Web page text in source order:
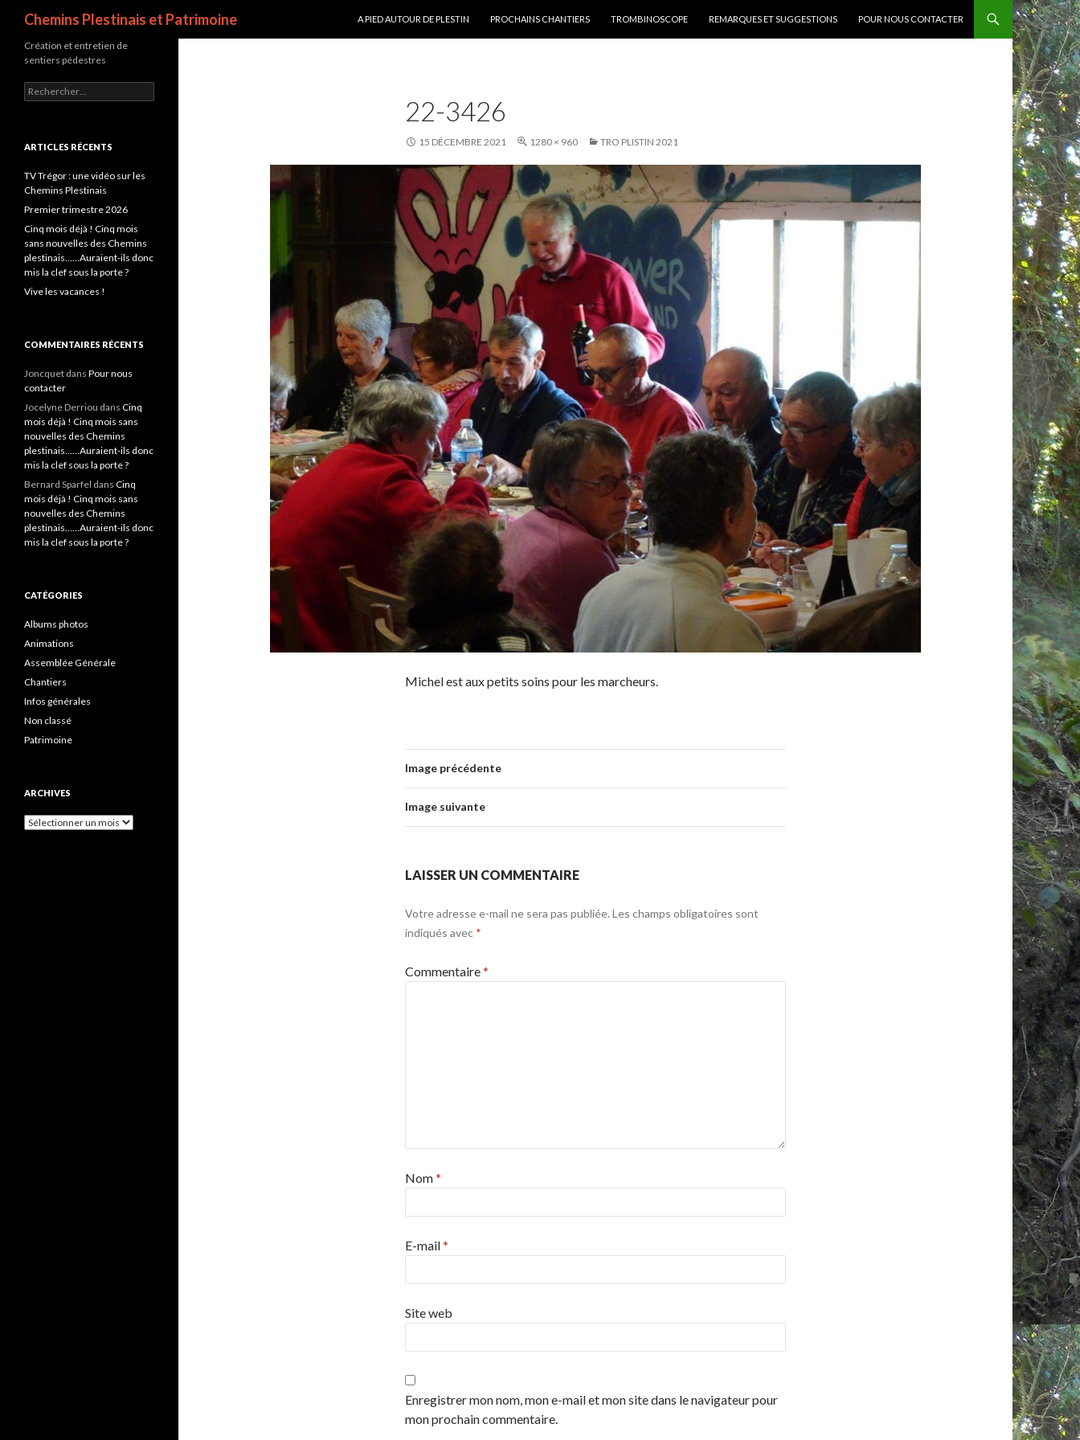
Chemins Plestinais et Patrimoine
A PIED AUTOUR DE PLESTIN
PROCHAINS CHANTIERS TROMBINOSCOPE REMARQUES ET SUGGESTIONS POUR NOUS CONTACTER
22-3426
15 DÉCEMBRE 2021 1280 × 960 TRO PLISTIN 2021
Michel est aux petits soins pour les marcheurs.
Image précédente
Image suivante
LAISSER UN COMMENTAIRE
Votre adresse e-mail ne sera pas publiée.Les champs obligatoires sont
indiqués avec *
Commentaire*
Nom*
E-mail*
Site web
Enregistrer mon nom, mon e-mail et mon site dans le navigateur pour
mon prochain commentaire.
Création et entretien de
sentiers pédestres
Rechercher :
ARTICLES RÉCENTS
TV Trégor : une vidéo sur les
Chemins Plestinais
Premier trimestre 2026
Cinq mois déjà ! Cinq mois
sans nouvelles des Chemins
plestinais……Auraient-ils donc
mis la clef sous la porte ?
Vive les vacances !
COMMENTAIRES RÉCENTS
Joncquet dans Pour nous
contacter
Jocelyne Derriou dans Cinq
mois déjà ! Cinq mois sans
nouvelles des Chemins
plestinais……Auraient-ils donc
mis la clef sous la porte ?
Bernard Sparfel dans Cinq
mois déjà ! Cinq mois sans
nouvelles des Chemins
plestinais……Auraient-ils donc
mis la clef sous la porte ?
CATÉGORIES
Albums photos
Animations
Assemblée Générale
Chantiers
Infos générales
Non classé
Patrimoine
ARCHIVES
Archives